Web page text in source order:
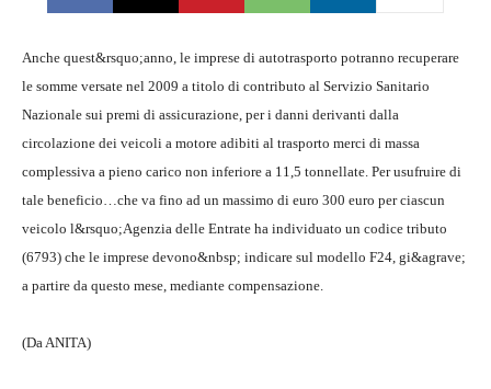
Anche quest&rsquo;anno, le imprese di autotrasporto potranno recuperare
le somme versate nel 2009 a titolo di contributo al Servizio Sanitario
Nazionale sui premi di assicurazione, per i danni derivanti dalla
circolazione dei veicoli a motore adibiti al trasporto merci di massa
complessiva a pieno carico non inferiore a 11,5 tonnellate. Per usufruire di
tale beneficio…che va fino ad un massimo di euro 300 euro per ciascun
veicolo l&rsquo;Agenzia delle Entrate ha individuato un codice tributo
(6793) che le imprese devono&nbsp; indicare sul modello F24, gi&agrave;
a partire da questo mese, mediante compensazione.
(Da ANITA)